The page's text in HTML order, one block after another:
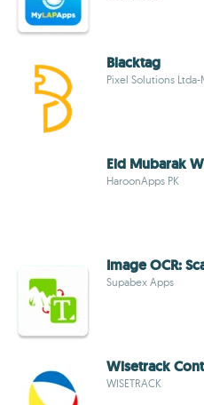
Blacktag
Pixel Solutions Ltda-
Eid Mubarak
HaroonApps PK
Image OCR:
Supabex Apps
Wisetrack
WISETRACK